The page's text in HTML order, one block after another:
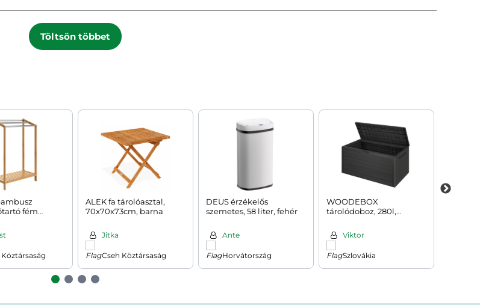
Töltsön többet
fém
cm, barna/ezüst
ALEK fa tárolóasztal,
70x70x73cm, barna
Jitka
Cseh Köztársaság
DEUS érzékelős
szemetes, 58 liter, fehér
Ante
Horvátország
WOODEBOX
tárolódoboz, 280l,
Viktor
Szlovákia